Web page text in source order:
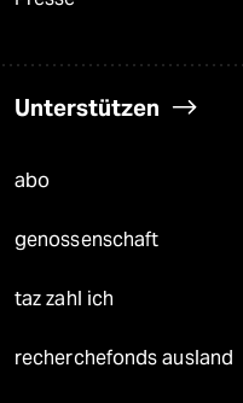
Unterstützen
abo
genossenschaft
taz zahl ich
recherchefonds ausland